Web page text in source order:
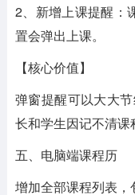
2、新增上课提醒：
置会弹出上课。
【核心价值】
弹窗提醒可以大大
长和学生因记不清课
五、电脑端课程历
增加全部课程列表，